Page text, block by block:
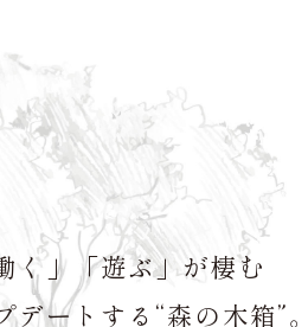
く」「遊ぶ」が棲む
デートする “森の木箱”。